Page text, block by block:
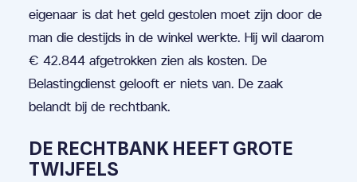
eigenaar is dat het geld gestolen moet zijn door de
man die destijds in de winkel werkte. Hij wil daarom
€ 42.844 afgetrokken zien als kosten. De
Belastingdienst gelooft er niets van. De zaak
belandt bij de rechtbank.
DE RECHTBANK HEEFT GROTE
TWIJFELS